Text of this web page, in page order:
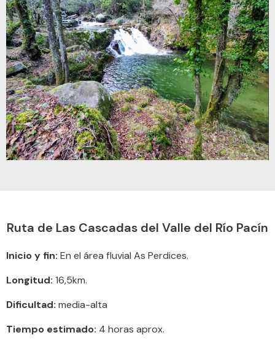
Ruta de Las Cascadas del Valle del Río Pacín
Inicio y fin: En el área fluvial As Perdices.
Longitud: 16,5km.
Dificultad: media-alta
Tiempo estimado: 4 horas aprox.